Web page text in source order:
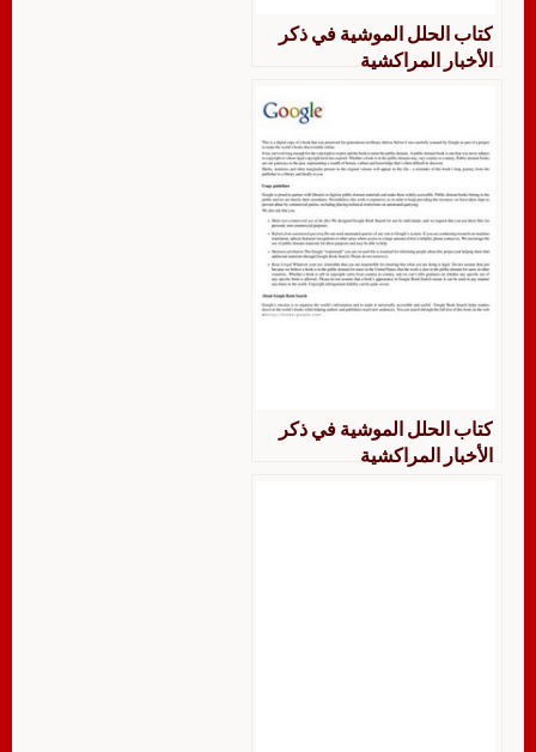
كتاب الحلل الموشية في ذكر
الأخبار المراكشية
كتاب الحلل الموشية في ذكر
الأخبار المراكشية